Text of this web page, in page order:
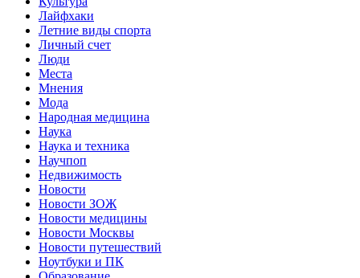
Лайфхаки
Летние виды спорта
Личный счет
Люди
Места
Мнения
Мода
Народная медицина
Наука
Наука и техника
Научпоп
Недвижимость
Новости
Новости ЗОЖ
Новости медицины
Новости Москвы
Новости путешествий
Ноутбуки и ПК